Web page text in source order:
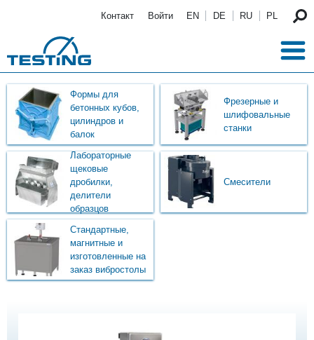
Контакт Войти EN DE RU PL
Формы для
бетонных кубов,
цилиндров и
балок
Фрезерные и
шлифовальные
станки
Лабораторные
щековые
дробилки,
делители
образцов
Смесители
Стандартные,
магнитные и
изготовленные на
заказ вибростолы